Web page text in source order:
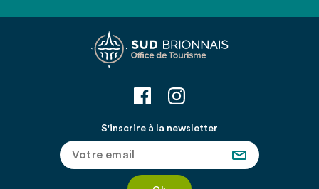
S'inscrire à la newsletter